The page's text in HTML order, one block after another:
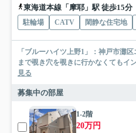
東海道本線「摩耶」駅 徒歩15分
駐輪場 CATV 閑静な住宅地
「ブルーハイツ上野1」：神戸市灘
まで覗き穴を覗きに行かなくてもイ
見る
募集中の部屋
1-2階
20万円